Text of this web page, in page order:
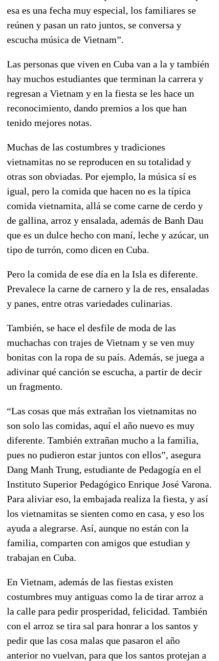
esa es una fecha muy especial, los familiares se
reúnen y pasan un rato juntos, se conversa y
escucha música de Vietnam”.
Las personas que viven en Cuba van a la y también
hay muchos estudiantes que terminan la carrera y
regresan a Vietnam y en la fiesta se les hace un
reconocimiento, dando premios a los que han
tenido mejores notas.
Muchas de las costumbres y tradiciones
vietnamitas no se reproducen en su totalidad y
otras son obviadas. Por ejemplo, la música sí es
igual, pero la comida que hacen no es la típica
comida vietnamita, allá se come carne de cerdo y
de gallina, arroz y ensalada, además de Banh Dau
que es un dulce hecho con maní, leche y azúcar, un
tipo de turrón, como dicen en Cuba.
Pero la comida de ese día en la Isla es diferente.
Prevalece la carne de carnero y la de res, ensaladas
y panes, entre otras variedades culinarias.
También, se hace el desfile de moda de las
muchachas con trajes de Vietnam y se ven muy
bonitas con la ropa de su país. Además, se juega a
adivinar qué canción se escucha, a partir de decir
un fragmento.
“Las cosas que más extrañan los vietnamitas no
son solo las comidas, aquí el año nuevo es muy
diferente. También extrañan mucho a la familia,
pues no pudieron estar juntos con ellos”, asegura
Dang Manh Trung, estudiante de Pedagogía en el
Instituto Superior Pedagógico Enrique José Varona.
Para aliviar eso, la embajada realiza la fiesta, y así
los vietnamitas se sienten como en casa, y eso los
ayuda a alegrarse. Así, aunque no están con la
familia, comparten con amigos que estudian y
trabajan en Cuba.
En Vietnam, además de las fiestas existen
costumbres muy antiguas como la de tirar arroz a
la calle para pedir prosperidad, felicidad. También
con el arroz se tira sal para honrar a los santos y
pedir que las cosa malas que pasaron el año
anterior no vuelvan, para que los santos protejan a